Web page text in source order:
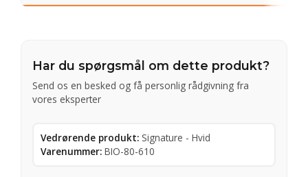
Har du spørgsmål om dette produkt?
Send os en besked og få personlig rådgivning fra
vores eksperter
Vedrørende produkt: Signature - Hvid
Varenummer: BIO-80-610